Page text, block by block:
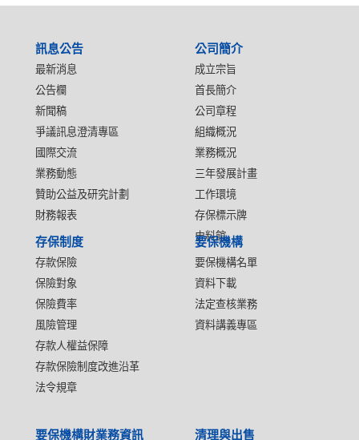
訊息公告
最新消息
公告欄
新聞稿
爭議訊息澄清專區
國際交流
業務動態
贊助公益及研究計劃
財務報表
公司簡介
成立宗旨
首長簡介
公司章程
組織概況
業務概況
三年發展計畫
工作環境
存保標示牌
史料館
存保制度
存款保險
保險對象
保險費率
風險管理
存款人權益保障
存款保險制度改進沿革
法令規章
要保機構
要保機構名單
資料下載
法定查核業務
資料講義專區
要保機構財業務資訊 清理與出售